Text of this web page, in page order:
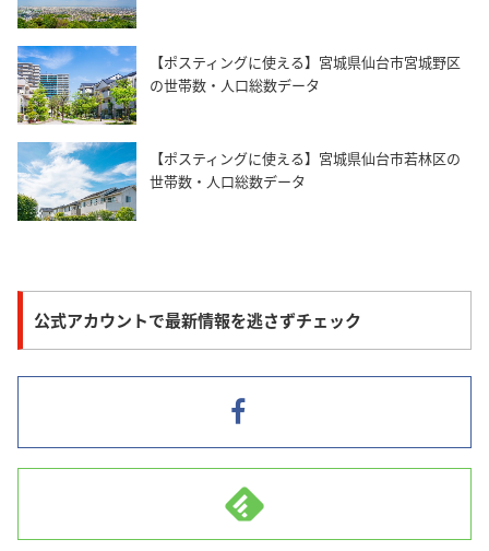
【ポスティングに使える】宮城県仙台市宮城野区
の世帯数・人口総数データ
【ポスティングに使える】宮城県仙台市若林区の
世帯数・人口総数データ
公式アカウントで最新情報を逃さずチェック